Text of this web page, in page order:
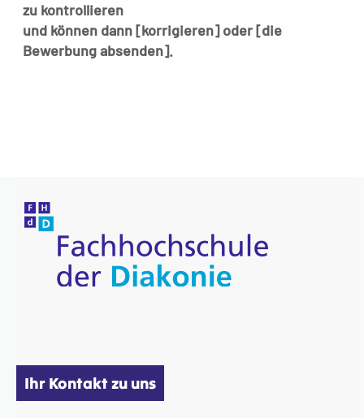
zu kontrollieren
und können dann [korrigieren] oder [die
Bewerbung absenden].
Ihr Kontakt zu uns